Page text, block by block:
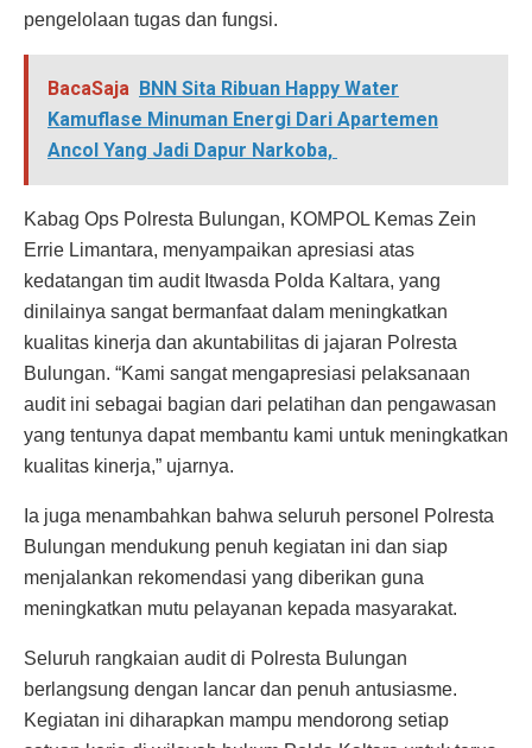
pengelolaan tugas dan fungsi.
BacaSaja BNN Sita Ribuan Happy Water
Kamuflase Minuman Energi Dari Apartemen
Ancol Yang Jadi Dapur Narkoba,
Kabag Ops Polresta Bulungan, KOMPOL Kemas Zein
Errie Limantara, menyampaikan apresiasi atas
kedatangan tim audit Itwasda Polda Kaltara, yang
dinilainya sangat bermanfaat dalam meningkatkan
kualitas kinerja dan akuntabilitas di jajaran Polresta
Bulungan. “Kami sangat mengapresiasi pelaksanaan
audit ini sebagai bagian dari pelatihan dan pengawasan
yang tentunya dapat membantu kami untuk meningkatkan
kualitas kinerja,” ujarnya.
Ia juga menambahkan bahwa seluruh personel Polresta
Bulungan mendukung penuh kegiatan ini dan siap
menjalankan rekomendasi yang diberikan guna
meningkatkan mutu pelayanan kepada masyarakat.
Seluruh rangkaian audit di Polresta Bulungan
berlangsung dengan lancar dan penuh antusiasme.
Kegiatan ini diharapkan mampu mendorong setiap